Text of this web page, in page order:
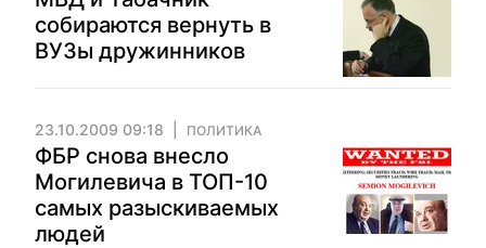
собираются вернуть в
ВУЗы дружинников
23.10.2009 09:18 ПОЛИТИКА
ФБР снова внесло
Могилевича в ТОП-10
самых разыскиваемых
людей